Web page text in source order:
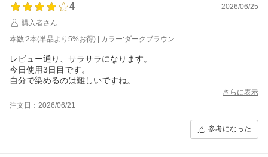
4
2026/06/25
購入者さん
本数:2本(単品より5%お得) | カラー:ダークブラウン
レビュー通り、サラサラになります。
今日使用3日目です。
自分で染めるのは難しいですね。
白髪がまばらなので全体にしっかり付けられていないようで、ま
だめくると白髪があります。
ちなみに、付属の手袋は外れそうになるし細かいところは上手く
さらに表示
注文日：2026/06/21
参考になった